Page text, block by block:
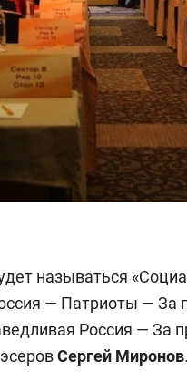
называться
— Патриоты — За
Россия — За
Сергей Миронов.